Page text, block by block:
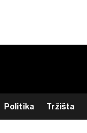
Politika Tržišta